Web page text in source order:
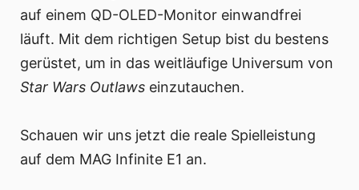
auf einem QD-OLED-Monitor einwandfrei
läuft. Mit dem richtigen Setup bist du bestens
gerüstet, um in das weitläufige Universum von
Star Wars Outlaws einzutauchen.
Schauen wir uns jetzt die reale Spielleistung
auf dem MAG Infinite E1 an.